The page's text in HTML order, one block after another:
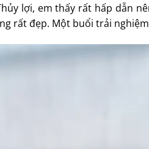
lợi, em thấy rất hấp dẫn
rất đẹp. Một buổi trải